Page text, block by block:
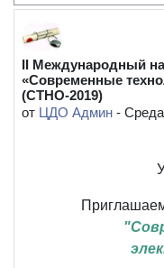
II Международный
«Современные
(СТНО-2019)
от ЦДО Админ -
Количество ответов: 0